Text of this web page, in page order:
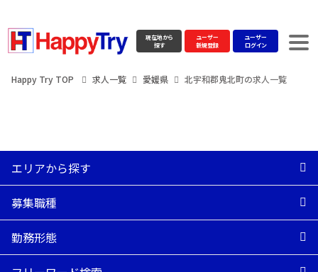
現在地から
探す
ユーザー
新規登録
ユーザー
ログイン
Happy Try TOP 求人一覧 愛媛県 北宇和郡鬼北町の求人一覧
エリアから探す
募集職種
勤務形態